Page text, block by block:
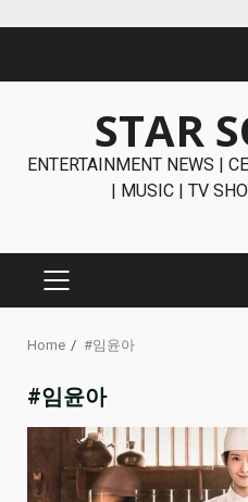
STAR
ENTERTAINMENT NEWS |
| MUSIC | TV
PRIMARY
Home #임윤아
#임윤아